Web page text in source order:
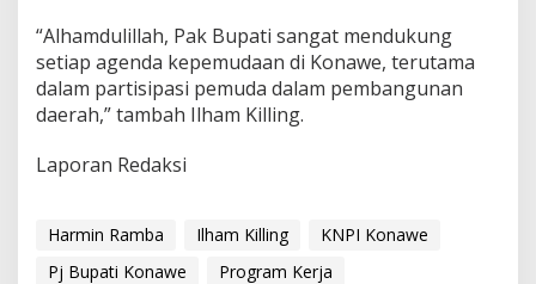
“Alhamdulillah, Pak Bupati sangat mendukung
setiap agenda kepemudaan di Konawe, terutama
dalam partisipasi pemuda dalam pembangunan
daerah,” tambah Ilham Killing.
Laporan Redaksi
Harmin Ramba Ilham Killing
KNPI Konawe
Pj Bupati Konawe
Program Kerja